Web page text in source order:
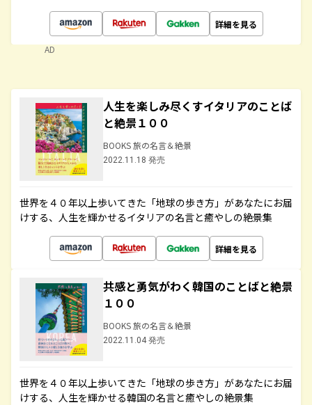
詳細を見る
AD
人生を楽しみ尽くすイタリアのことば
と絶景１００
BOOKS 旅の名言＆絶景
2022.11.18 発売
世界を４０年以上歩いてきた「地球の歩き方」があなたにお届
けする、人生を輝かせるイタリアの名言と癒やしの絶景集
詳細を見る
共感と勇気がわく韓国のことばと絶景
１００
BOOKS 旅の名言＆絶景
2022.11.04 発売
世界を４０年以上歩いてきた「地球の歩き方」があなたにお届
けする、人生を輝かせる韓国の名言と癒やしの絶景集